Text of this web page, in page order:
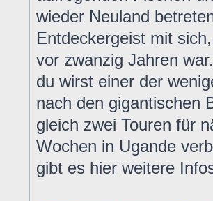
wieder Neuland
Entdeckergeist mit
vor zwanzig Jahren
du wirst einer der
nach den gigantischen
gleich zwei Touren für
Wochen in Ugande
gibt es hier weitere